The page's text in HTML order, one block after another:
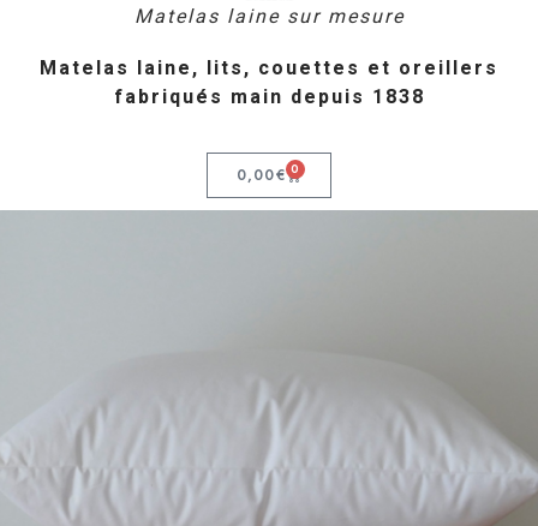
Matelas laine sur mesure
Matelas laine, lits, couettes et oreillers
fabriqués main depuis 1838
0,00€ 0